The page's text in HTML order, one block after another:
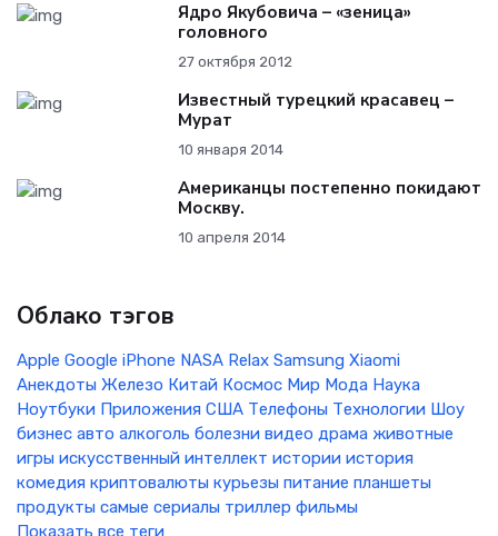
Ядро Якубовича – «зеница»
головного
27 октября 2012
Известный турецкий красавец –
Мурат
10 января 2014
Американцы постепенно покидают
Москву.
10 апреля 2014
Облако тэгов
Apple Google iPhone NASA Relax Samsung Xiaomi
Анекдоты Железо Китай Космос Мир Мода Наука
Ноутбуки Приложения США Телефоны Технологии Шоу
бизнес авто алкоголь болезни видео драма животные
игры искусственный интеллект истории история
комедия криптовалюты курьезы питание планшеты
продукты самые сериалы триллер фильмы
Показать все теги